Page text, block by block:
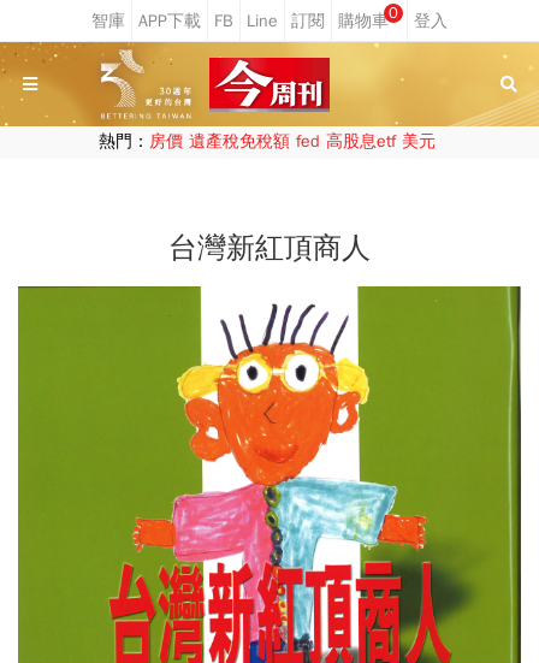
0
熱門： 房價 遺產稅免稅額 fed 高股息etf 美元
台灣新紅頂商人